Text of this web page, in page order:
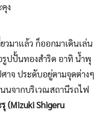
ง
วมาแล้ว ก็ออกมาเดินเล่น
ปปั้นทองสำริด อาทิ น้ำพุ
าจ ประดับอยู่ตามจุดต่างๆ
นจากบริเวณสถานีรถไฟ
(Mizuki Shigeru